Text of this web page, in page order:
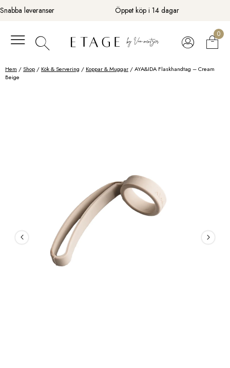
Fortsätt
till
Snabba leveranser Öppet köp i 14 dagar
0
Hem /Shop / Kök & Servering / Koppar & Muggar / AYA&IDA Flaskhandtag – Cream
Beige